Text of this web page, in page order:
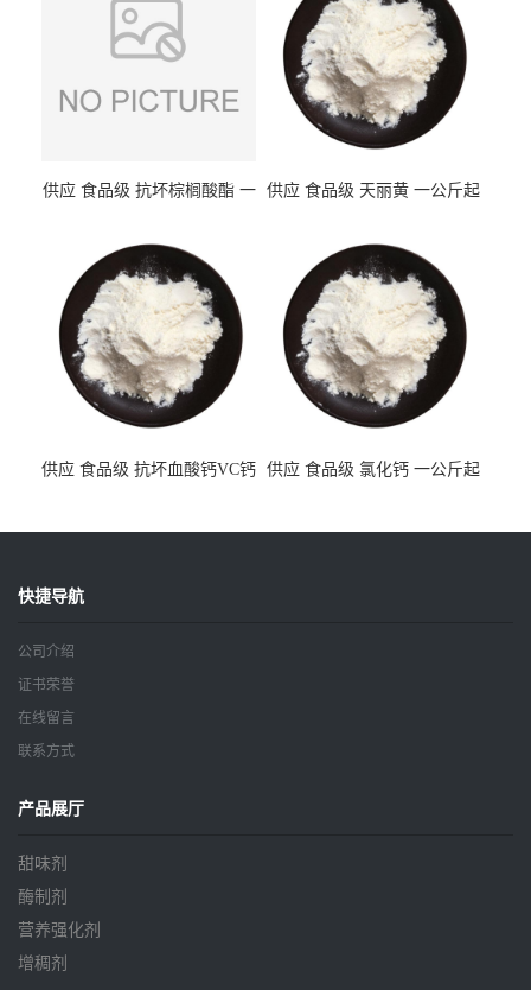
供应 食品级 抗坏棕榈酸酯 一
供应 食品级 天丽黄 一公斤起
供应 食品级 抗坏血酸钙VC钙 供应 食品级 氯化钙 一公斤起
快捷导航
公司介绍
证书荣誉
在线留言
联系方式
产品展厅
甜味剂
酶制剂
营养强化剂
增稠剂